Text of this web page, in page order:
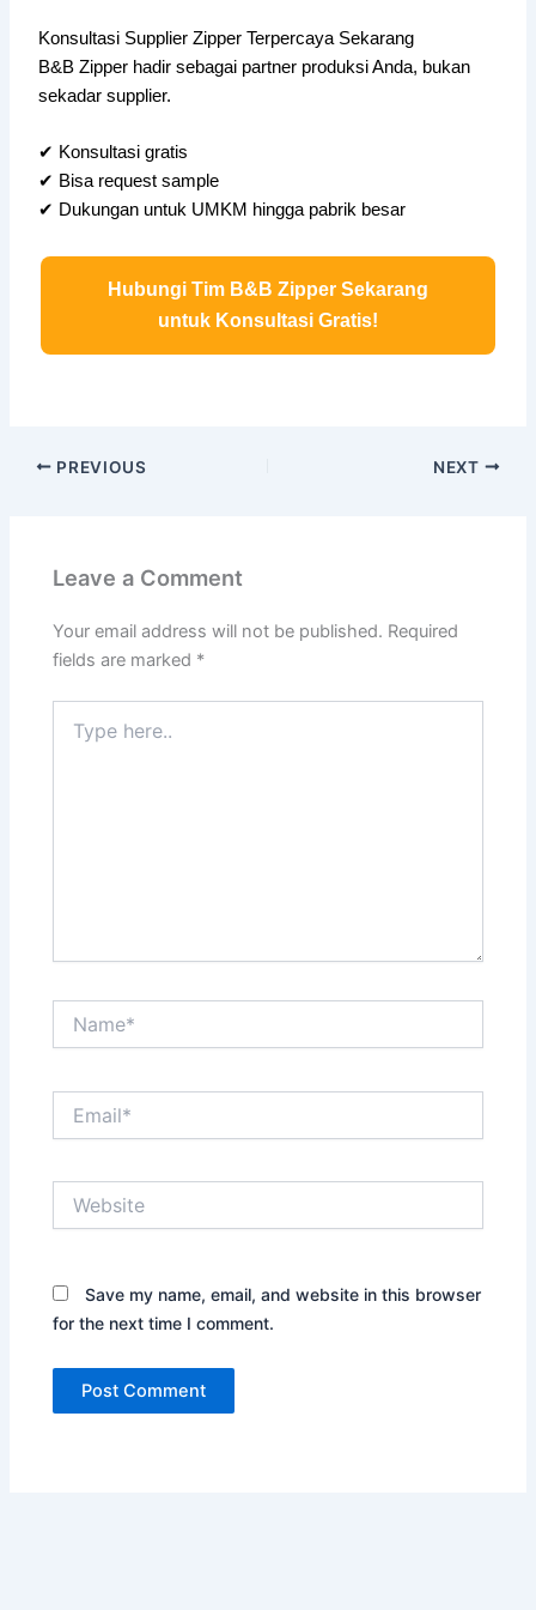
Konsultasi Supplier Zipper Terpercaya Sekarang
B&B Zipper hadir sebagai partner produksi Anda, bukan
sekadar supplier.
✔ Konsultasi gratis
✔ Bisa request sample
✔ Dukungan untuk UMKM hingga pabrik besar
Hubungi Tim B&B Zipper Sekarang
untuk Konsultasi Gratis!
PREVIOUS NEXT
Leave a Comment
Your email address will not be published. Required
fields are marked *
here..
Save my name, email, and website in this browser
for the next time I comment.